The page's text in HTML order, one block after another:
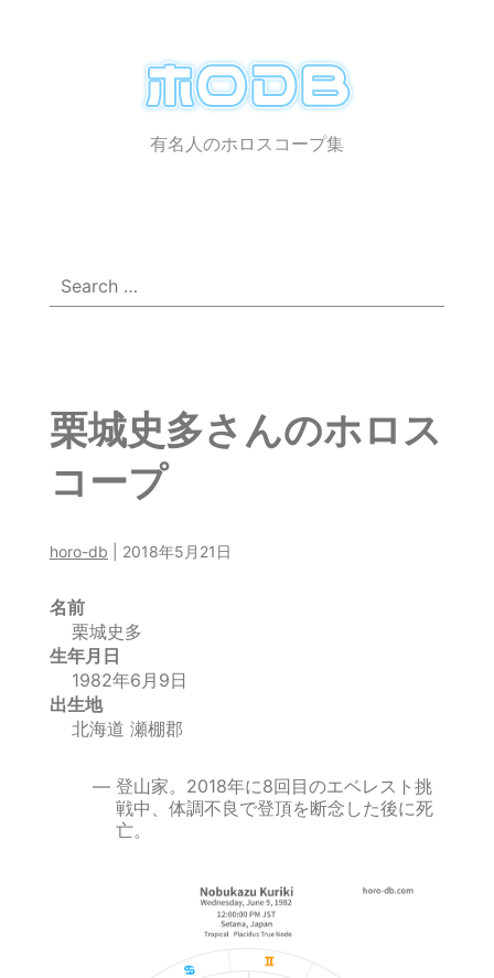
ホ
ロ
有名人のホロスコープ集
Search
for:
栗城史多さんのホロス
コープ
horo-db 2018年5月21日
名前
栗城史多
生年月日
1982年6月9日
出生地
北海道 瀬棚郡
登山家。2018年に8回目のエベレスト挑
戦中、体調不良で登頂を断念した後に死
亡。